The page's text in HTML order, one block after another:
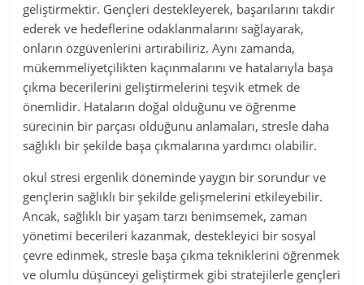
geliştirmektir. Gençleri destekleyerek, başarılarını takdir
ederek ve hedeflerine odaklanmalarını sağlayarak,
onların özgüvenlerini artırabiliriz. Aynı zamanda,
mükemmeliyetçilikten kaçınmalarını ve hatalarıyla başa
çıkma becerilerini geliştirmelerini teşvik etmek de
önemlidir. Hataların doğal olduğunu ve öğrenme
sürecinin bir parçası olduğunu anlamaları, stresle daha
sağlıklı bir şekilde başa çıkmalarına yardımcı olabilir.
okul stresi ergenlik döneminde yaygın bir sorundur ve
gençlerin sağlıklı bir şekilde gelişmelerini etkileyebilir.
Ancak, sağlıklı bir yaşam tarzı benimsemek, zaman
yönetimi becerileri kazanmak, destekleyici bir sosyal
çevre edinmek, stresle başa çıkma tekniklerini öğrenmek
ve olumlu düşünceyi geliştirmek gibi stratejilerle gençleri